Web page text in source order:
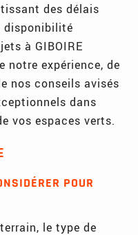
des délais
disponibilité
à GIBOIRE
notre expérience, de
nos conseils avisés
dans
vos espaces verts.
POUR
le type de